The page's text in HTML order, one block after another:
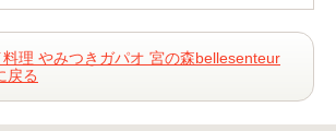
理 やみつきガパオ 宮の森bellesenteur
る